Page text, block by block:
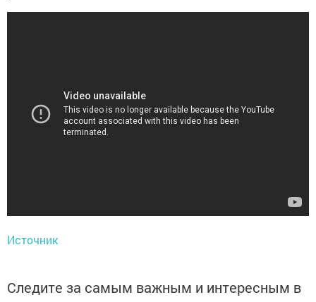
Источник
Следите за самым важным и интересным в